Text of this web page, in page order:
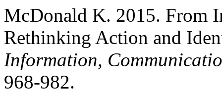
McDonald K. 2015. From
Rethinking Action and
Information,
968-982.